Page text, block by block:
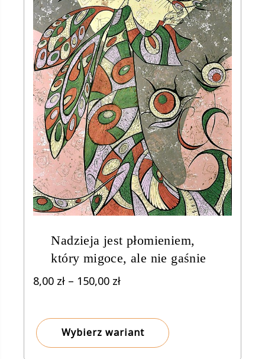
Nadzieja jest płomieniem,
który migoce, ale nie gaśnie
8,00 zł – 150,00 złZakres
8,00 zł
do
Wybierz wariant